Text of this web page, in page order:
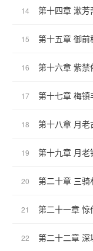
14
15 第十五章 御
16 第十六章 紫
17 第十七章 梅镇
18 第十八章 月
19 第十九章 月
20 第二十章 三骑
21
22